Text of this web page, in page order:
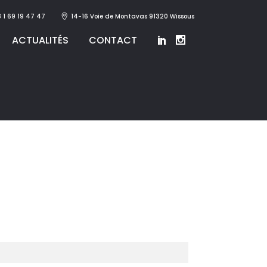
1 69 19 47 47 14-16 Voie de Montavas 91320 Wissous
ACTUALITÉS CONTACT